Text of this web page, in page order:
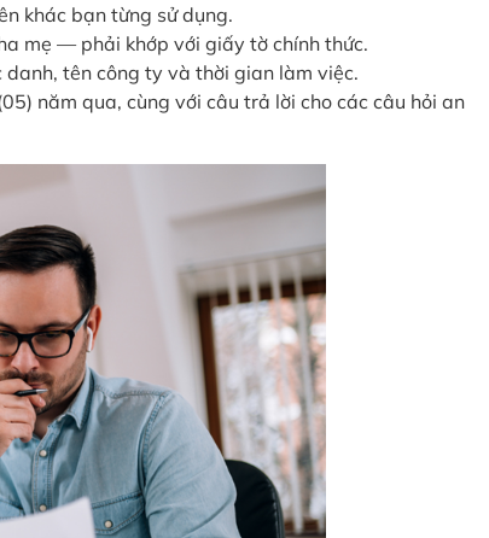
khác bạn từng sử dụng.
mẹ — phải khớp với giấy tờ chính thức.
tên công ty và thời gian làm việc.
năm qua, cùng với câu trả lời cho các câu hỏi an